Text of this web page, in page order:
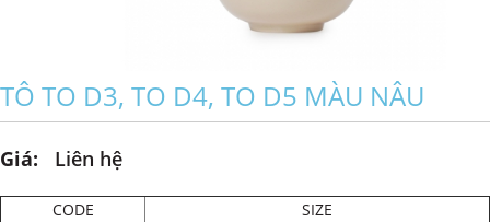
TÔ TO D3, TO D4, TO D5 MÀU NÂU
Giá: Liên hệ
CODE
SIZE